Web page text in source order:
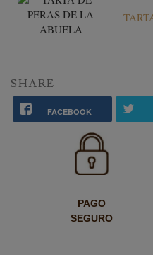
SHARE
FACEBOOK
PAGO
SEGURO